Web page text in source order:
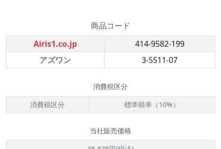
商品コード
Airis1.co.jp
414-9582-199
アズワン
3-5511-07
消費税区分
消費税区分
標準税率（10%）
当社販売価格